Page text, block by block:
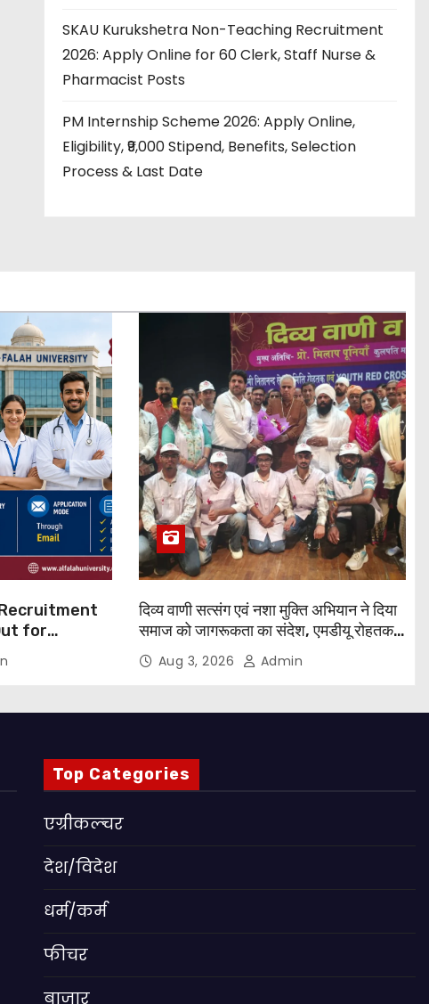
SKAU Kurukshetra Non-Teaching Recruitment
2026: Apply Online for 60 Clerk, Staff Nurse &
Pharmacist Posts
PM Internship Scheme 2026: Apply Online,
Eligibility, ₹9,000 Stipend, Benefits, Selection
Process & Last Date
for
&
Apply
दिव्य वाणी सत्संग एवं नशा मुक्ति अभियान ने दिया
समाज को जागरूकता का संदेश, एमडीयू रोहतक में
हजारों लोगों ने लिया संकल्प
Aug 3, 2026 Admin
Top Categories
एग्रीकल्चर
देश/विदेश
धर्म/कर्म
फीचर
बाजार